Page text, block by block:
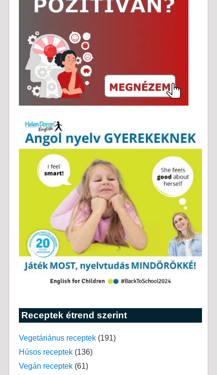
Receptek étrend szerint
Vegetáriánus receptek(191)
Húsos receptek(136)
Vegán receptek(61)